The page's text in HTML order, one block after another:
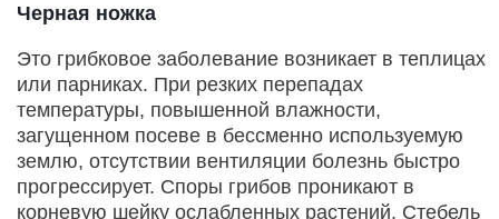
Черная ножка
Это грибковое заболевание возникает в теплицах
или парниках. При резких перепадах
температуры, повышенной влажности,
загущенном посеве в бессменно используемую
землю, отсутствии вентиляции болезнь быстро
прогрессирует. Споры грибов проникают в
корневую шейку ослабленных растений. Стебель